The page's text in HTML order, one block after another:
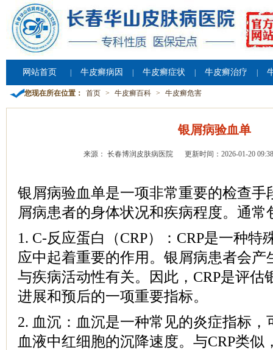
网站首页 牛皮癣病因 牛皮癣症状 牛皮癣治疗
您现在所在位置： 首页 > 牛皮癣百科 > 牛皮癣危害
银屑病验血单
来源： 长春博润皮肤病医院 更新时间：2026-01-20
银屑病验血单是一项非常重要的检查手
屑病患者的身体状况和疾病程度。通常
1. C-反应蛋白（CRP）：CRP是一种特
应中起着重要的作用。银屑病患者会产
与疾病活动性有关。因此，CRP是评估
进展和预后的一项重要指标。
2. 血沉：血沉是一种常见的炎症指标，
血液中红细胞的沉降速度。与CRP类似